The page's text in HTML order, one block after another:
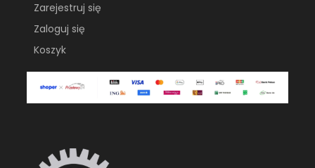
Zarejestruj się
Zaloguj się
Koszyk